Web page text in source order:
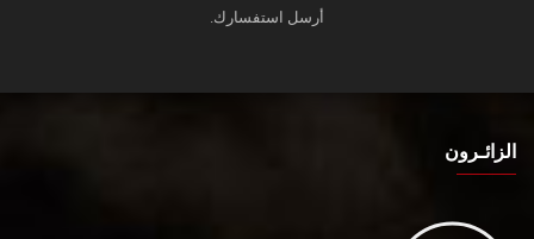
أرسل استفسارك.
الزائـرون